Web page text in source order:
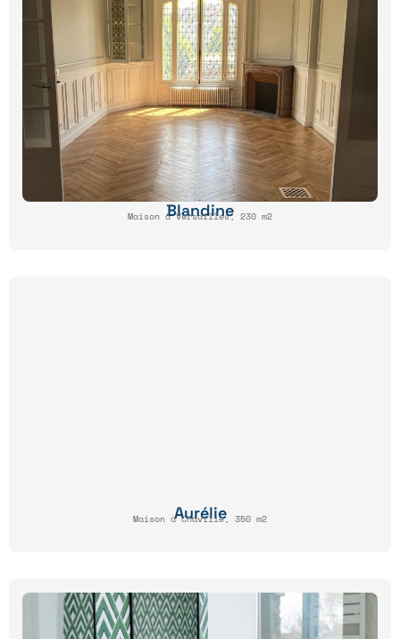
Blandine
Maison à Versailles, 230 m2
Aurélie
Maison à Chaville, 350 m2